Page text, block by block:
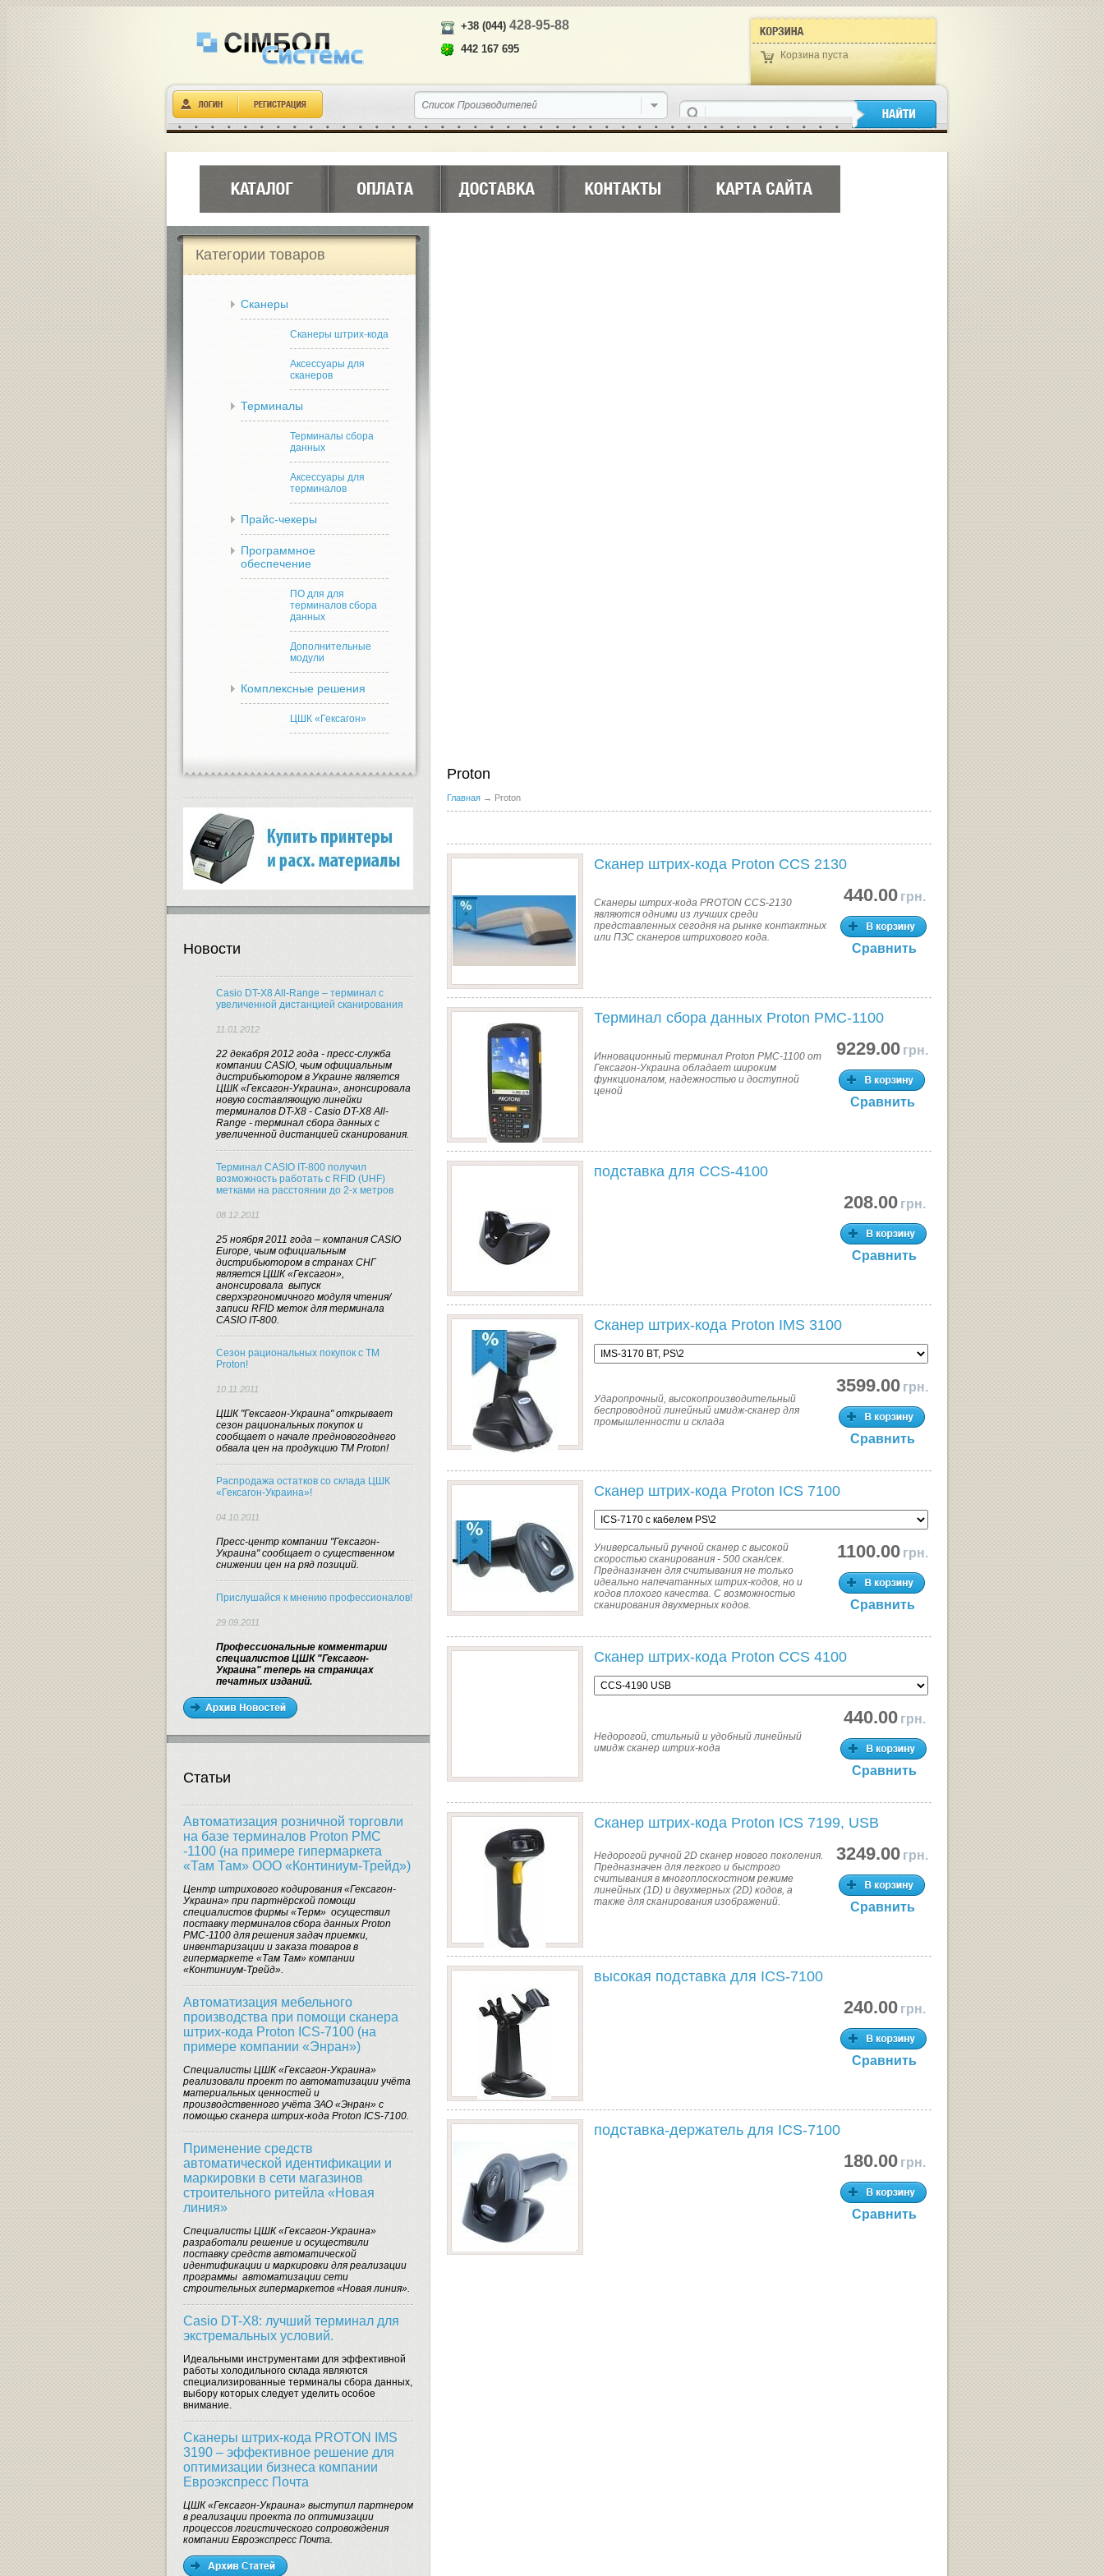
+38 (044) 428-95-88
442 167 695 Корзина пуста
Категории товаров
Сканеры
Сканеры штрих-кода
Аксессуары для
сканеров
Терминалы
Терминалы сбора
данных
Аксессуары для
терминалов
Прайс-чекеры
Программное
обеспечение
ПО для для
терминалов сбора
данных
Дополнительные
модули
Комплексные решения
ЦШК «Гексагон»
Новости
Casio DT-X8 All-Range – терминал с
увеличенной дистанцией сканирования
11.01.2012
22 декабря 2012 года - пресс-служба
компании CASIO, чьим официальным
дистрибьютором в Украине является
ЦШК «Гексагон-Украина», анонсировала
новую составляющую линейки
терминалов DT-X8 - Casio DT-X8 All-
Range - терминал сбора данных с
увеличенной дистанцией сканирования.
Терминал CASIO IT-800 получил
возможность работать с RFID (UHF)
метками на расстоянии до 2-х метров
08.12.2011
25 ноября 2011 года – компания CASIO
Europe, чьим официальным
дистрибьютором в странах СНГ
является ЦШК «Гексагон»,
анонсировала выпуск
сверхэргономичного модуля чтения/
записи RFID меток для терминала
CASIO IT-800.
Сезон рациональных покупок с ТМ
Proton!
10.11.2011
ЦШК "Гексагон-Украина" открывает
сезон рациональных покупок и
сообщает о начале предновогоднего
обвала цен на продукцию ТМ Proton!
Распродажа остатков со склада ЦШК
«Гексагон-Украина»!
04.10.2011
Пресс-центр компании "Гексагон-
Украина" сообщает о существенном
снижении цен на ряд позиций.
Прислушайся к мнению профессионалов!
29.09.2011
Профессиональные комментарии
специалистов ЦШК "Гексагон-
Украина" теперь на страницах
печатных изданий.
Статьи
Автоматизация розничной торговли
на базе терминалов Proton PMC
-1100 (на примере гипермаркета
«Там Там» ООО «Континиум-Трейд»)
Центр штрихового кодирования «Гексагон-
Украина» при партнёрской помощи
специалистов фирмы «Терм» осуществил
поставку терминалов сбора данных Proton
PMC-1100 для решения задач приемки,
инвентаризации и заказа товаров в
гипермаркете «Там Там» компании
«Континиум-Трейд».
Автоматизация мебельного
производства при помощи сканера
штрих-кода Proton ICS-7100 (на
примере компании «Энран»)
Специалисты ЦШК «Гексагон-Украина»
реализовали проект по автоматизации учёта
материальных ценностей и
производственного учёта ЗАО «Энран» с
помощью сканера штрих-кода Proton ICS-7100.
Применение средств
автоматической идентификации и
маркировки в сети магазинов
строительного ритейла «Новая
линия»
Специалисты ЦШК «Гексагон-Украина»
разработали решение и осуществили
поставку средств автоматической
идентификации и маркировки для реализации
программы автоматизации сети
строительных гипермаркетов «Новая линия».
Casio DT-X8: лучший терминал для
экстремальных условий.
Идеальными инструментами для эффективной
работы холодильного склада являются
специализированные терминалы сбора данных,
выбору которых следует уделить особое
внимание.
Сканеры штрих-кода PROTON IMS
3190 – эффективное решение для
оптимизации бизнеса компании
Евроэкспресс Почта
ЦШК «Гексагон-Украина» выступил партнером
в реализации проекта по оптимизации
процессов логистического сопровождения
компании Евроэкспресс Почта.
Proton
Главная → Proton
Сканер штрих-кода Proton CCS 2130
Сканеры штрих-кода PROTON CCS-2130
являются одними из лучших среди
представленных сегодня на рынке контактных
или ПЗС сканеров штрихового кода.
440.00 грн.
Сравнить
Терминал сбора данных Proton PMC-1100
Инновационный терминал Proton PMC-1100 от
Гексагон-Украина обладает широким
функционалом, надежностью и доступной
ценой
9229.00 грн.
Сравнить
подставка для CCS-4100
208.00 грн.
Сравнить
Сканер штрих-кода Proton IMS 3100
Ударопрочный, высокопроизводительный
беспроводной линейный имидж-сканер для
промышленности и склада
3599.00 грн.
Сравнить
Сканер штрих-кода Proton ICS 7100
Универсальный ручной сканер с высокой
скоростью сканирования - 500 скан/сек.
Предназначен для считывания не только
идеально напечатанных штрих-кодов, но и
кодов плохого качества. С возможностью
сканирования двухмерных кодов.
1100.00 грн.
Сравнить
Сканер штрих-кода Proton CCS 4100
Недорогой, стильный и удобный линейный
имидж сканер штрих-кода
440.00 грн.
Сравнить
Сканер штрих-кода Proton ICS 7199, USB
Недорогой ручной 2D сканер нового поколения.
Предназначен для легкого и быстрого
считывания в многоплоскостном режиме
линейных (1D) и двухмерных (2D) кодов, а
также для сканирования изображений.
3249.00 грн.
Сравнить
высокая подставка для ICS-7100
240.00 грн.
Сравнить
подставка-держатель для ICS-7100
180.00 грн.
Сравнить